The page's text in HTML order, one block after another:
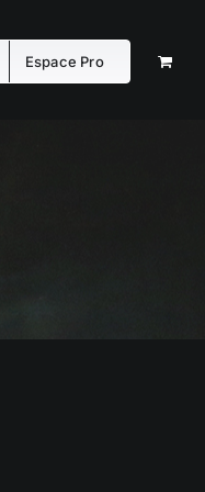
Espace Pro